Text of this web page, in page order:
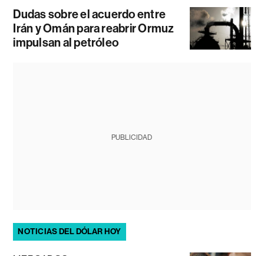
Dudas sobre el acuerdo entre
Irán y Omán para reabrir Ormuz
impulsan al petróleo
PUBLICIDAD
NOTICIAS DEL DÓLAR HOY